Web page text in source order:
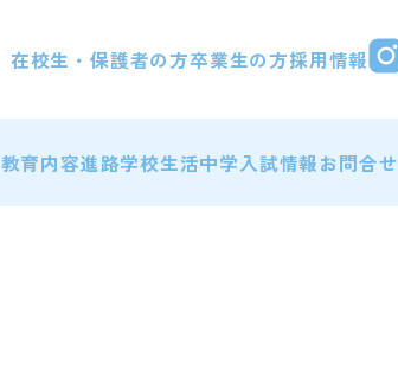
在校生・保護者の方卒業生の方採用情報
教育内容進路学校生活中学入試情報お問合せ